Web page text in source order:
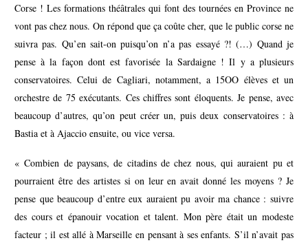
Corse ! Les formations théâtrales qui font des tournées en Province ne
vont pas chez nous. On répond que ça coûte cher, que le public corse ne
suivra pas. Qu’en sait-on puisqu’on n’a pas essayé ?! (…) Quand je
pense à la façon dont est favorisée la Sardaigne ! Il y a plusieurs
conservatoires. Celui de Cagliari, notamment, a 15OO élèves et un
orchestre de 75 exécutants. Ces chiffres sont éloquents. Je pense, avec
beaucoup d’autres, qu’on peut créer un, puis deux conservatoires : à
Bastia et à Ajaccio ensuite, ou vice versa.
« Combien de paysans, de citadins de chez nous, qui auraient pu et
pourraient être des artistes si on leur en avait donné les moyens ? Je
pense que beaucoup d’entre eux auraient pu avoir ma chance : suivre
des cours et épanouir vocation et talent. Mon père était un modeste
facteur ; il est allé à Marseille en pensant à ses enfants. S’il n’avait pas